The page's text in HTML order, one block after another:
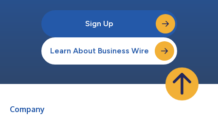
Sign Up
Learn About Business Wire
Company